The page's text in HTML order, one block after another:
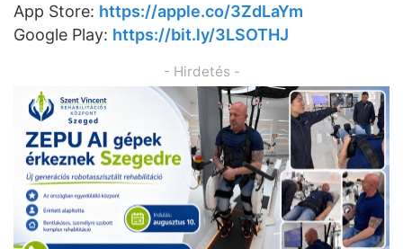
App Store: https://apple.co/3ZdLaYm
Google Play: https://bit.ly/3LSOTHJ
- Hirdetés -